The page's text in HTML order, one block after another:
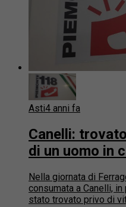
Asti4 anni fa
Canelli:
di un uomo in
Nella giornata di
consumata a Canelli,
stato trovato privo di